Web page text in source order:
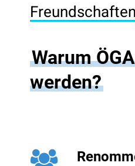
Freundschaften
Warum
werden?